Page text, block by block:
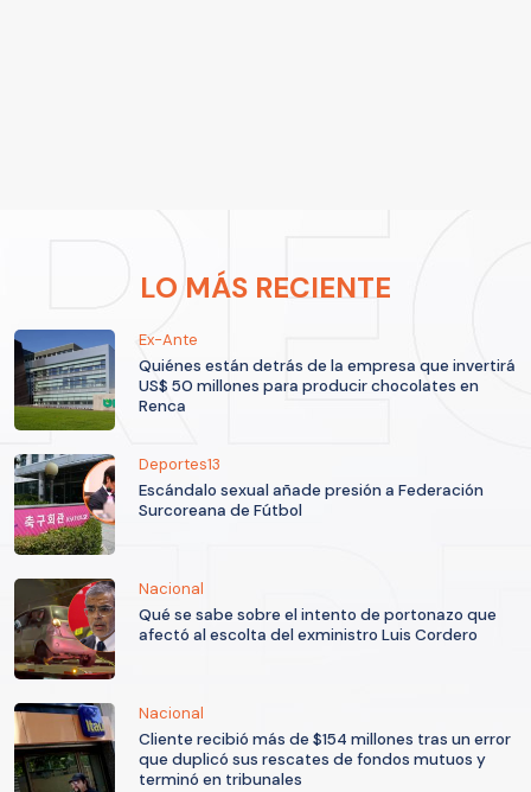
LO MÁS RECIENTE
Ex-Ante
Quiénes están detrás de la empresa que invertirá
US$ 50 millones para producir chocolates en
Renca
Deportes13
Escándalo sexual añade presión a Federación
Surcoreana de Fútbol
Nacional
Qué se sabe sobre el intento de portonazo que
afectó al escolta del exministro Luis Cordero
Nacional
Cliente recibió más de $154 millones tras un error
que duplicó sus rescates de fondos mutuos y
terminó en tribunales